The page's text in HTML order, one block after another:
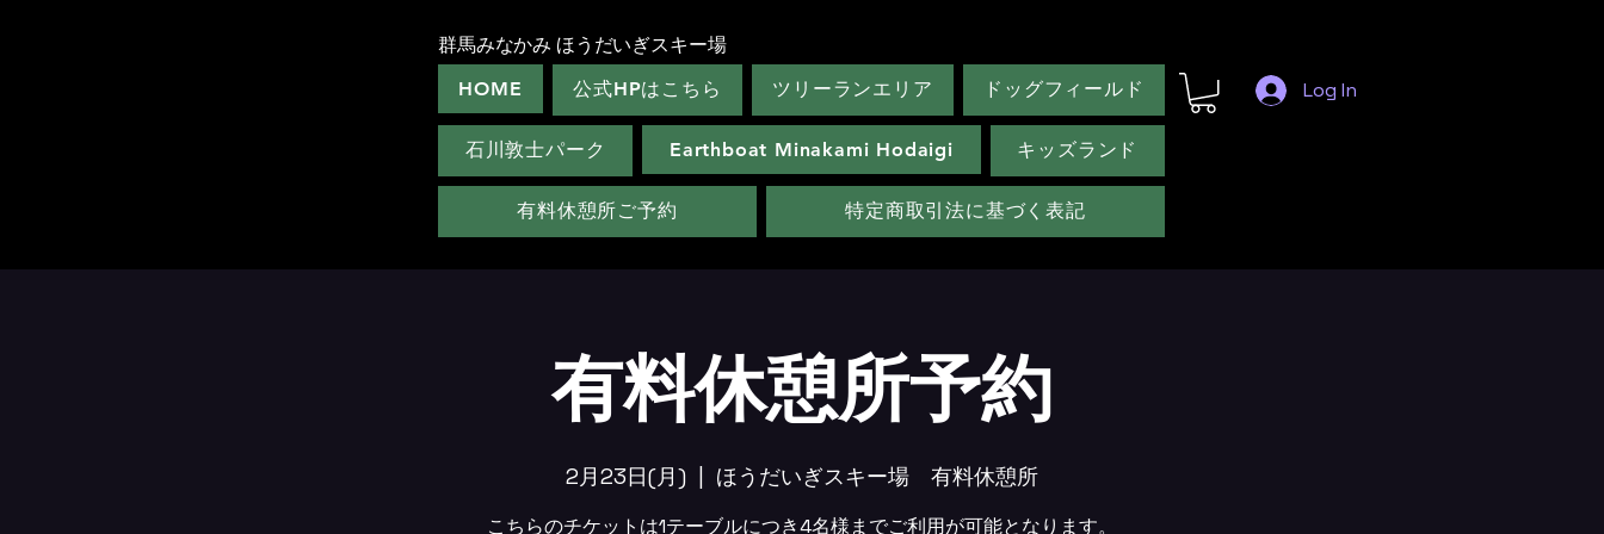
群馬みなかみ ほうだいぎスキー場
HOME 公式HPはこちら ツリーランエリア ドッグフィールド
石川敦士パーク Earthboat Minakami Hodaigi キッズランド
有料休憩所ご予約 特定商取引法に基づく表記
Log In
有料休憩所予約
2月23日(月) ほうだいぎスキー場 有料休憩所
こちらのチケットは1テーブルにつき4名様までご利用が可能となります。